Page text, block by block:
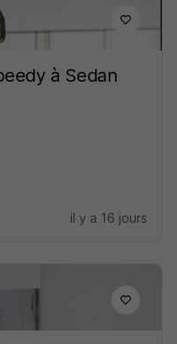
à Sedan
il y a 16 jours